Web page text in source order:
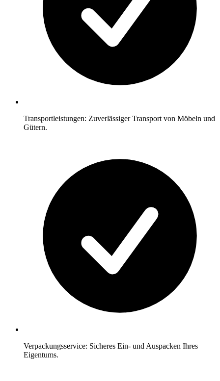
Transportleistungen: Zuverlässiger Transport von Möbeln und
Gütern.
Verpackungsservice: Sicheres Ein- und Auspacken Ihres
Eigentums.